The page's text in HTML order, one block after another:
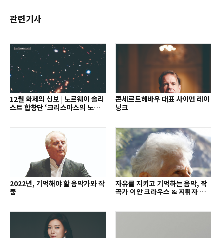
관련기사
12월 화제의 신보 | 노르웨이 솔리
스트 합창단 ‘크리스마스의 노래’
콘세르트헤바우 대표 사이먼 레이
닝크
2022년, 기억해야 할 음악가와 작
품
자유를 지키고 기억하는 음악, 작
곡가 이안 크라우스 & 지휘자 배